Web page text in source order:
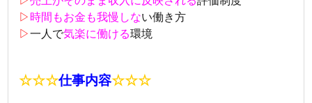
▷ 時間もお金も我慢しない働き方
▷一人で気楽に働ける環境
☆☆☆仕事内容☆☆☆